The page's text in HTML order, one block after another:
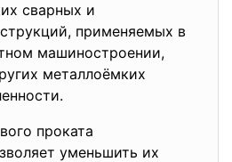
сварных и
применяемых в
машиностроении,
металлоёмких
проката
уменьшить их